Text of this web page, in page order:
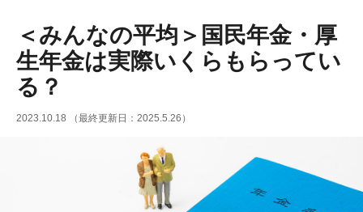
＜みんなの平均＞国民年金・厚
生年金は実際いくらもらってい
る？
2023.10.18 （最終更新日：2025.5.26）